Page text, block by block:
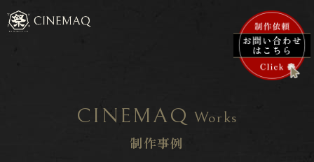
CINEMAQ Works
制作事例